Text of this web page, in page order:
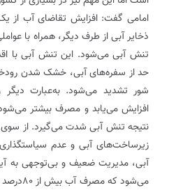
امامی گفت: افزایش تقاضای آب
ذخایر آبی از طرف دیگر، همراه با
تنش آبی می‌شود. این تنش آبی با
حد از سفره‌های آبی، خشک شدن
شور تشدید می‌شود. به‌عبارت دیگر
افزایش می‌یابد و مصرف بیشتر
نتیجه تنش آبی شدت می‌گیرد. از سوی
زیرساخت‌های آبی و عدم
آبی، مدیریت ضعیف و بی‌توجهی به
می‌شود که